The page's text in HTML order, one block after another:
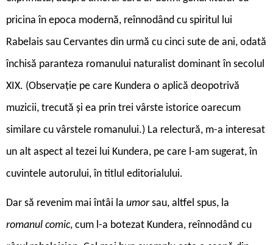
pricina în epoca modernă, reînnodând cu spiritul lui
Rabelais sau Cervantes din urmă cu cinci sute de ani, odată
închisă paranteza romanului naturalist dominant în secolul
XIX. (Observație pe care Kundera o aplică deopotrivă
muzicii, trecută și ea prin trei vârste istorice oarecum
similare cu vârstele romanului.) La relectură, m-a interesat
un alt aspect al tezei lui Kundera, pe care l-am sugerat, în
cuvintele autorului, în titlul editorialului.
Dar să revenim mai întâi la umorsau, altfel spus, la
romanul comic, cum l-a botezat Kundera, reînnodând cu